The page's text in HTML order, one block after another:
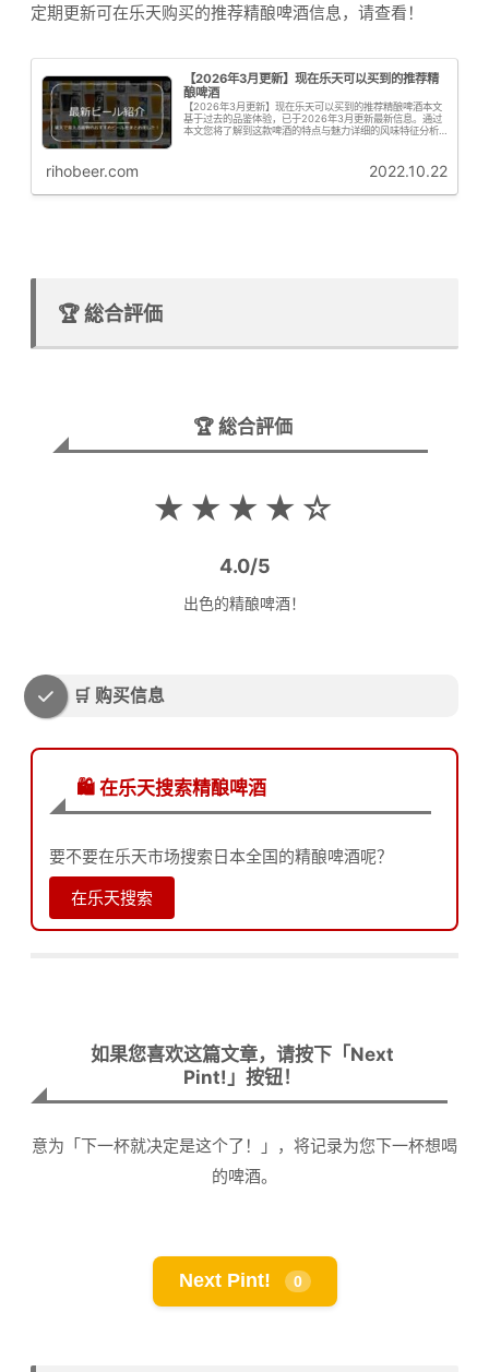
定期更新可在乐天购买的推荐精酿啤酒信息，请查看！
【2026年3月更新】现在乐天可以买到的推荐精
酿啤酒
【2026年3月更新】现在乐天可以买到的推荐精酿啤酒本文
基于过去的品鉴体验，已于2026年3月更新最新信息。通过
本文您将了解到这款啤酒的特点与魅力详细的风味特征分析
rihobeer.com 2022.10.22
🏆 総合評価
🏆 総合評価
★★★★☆
4.0/5
出色的精酿啤酒！
🛒 购买信息
🛍️ 在乐天搜索精酿啤酒
要不要在乐天市场搜索日本全国的精酿啤酒呢？
在乐天搜索
如果您喜欢这篇文章，请按下「Next
Pint!」按钮！
意为「下一杯就决定是这个了！」，将记录为您下一杯想喝
的啤酒。
Next Pint! 0